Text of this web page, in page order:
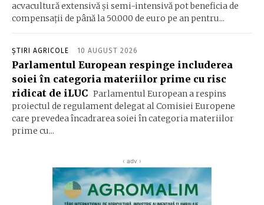
acvacultură extensivă şi semi-intensivă pot beneficia de
compensaţii de până la 50.000 de euro pe an pentru...
ȘTIRI AGRICOLE 10 AUGUST 2026
Parlamentul European respinge includerea
soiei în categoria materiilor prime cu risc
ridicat de iLUC Parlamentul European a respins
proiectul de regulament delegat al Comisiei Europene
care prevedea încadrarea soiei în categoria materiilor
prime cu...
‹ adv ›